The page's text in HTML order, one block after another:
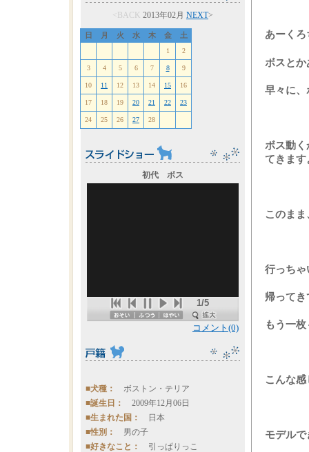
<BACK 2013年02月 NEXT>
日 月 火 水 木 金 土
1 2
3 4 5 6 7 8 9
10 11 12 13 14 15 16
17 18 19 20 21 22 23
24 25 26 27 28
初代 ボス
1/5
コメント(0)
■犬種： ボストン・テリア
■誕生日： 2009年12月06日
■生まれた国：
日本
■性別： 男の子
■好きなこと： 引っぱりっこ
あーく
ボスとか
早々に、
ボス動
てきます
このま
行っち
帰って
もう一枚
こんな
モデル